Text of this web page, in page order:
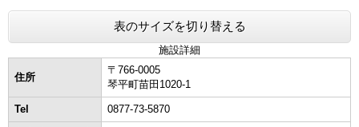
表のサイズを切り替える
施設詳細
住所
〒766-0005
琴平町苗田1020-1
Tel 0877-73-5870